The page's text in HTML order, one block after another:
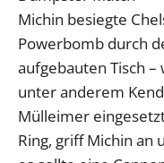
Michin besiegte
Powerbomb durch
aufgebauten Tisch
unter anderem
Mülleimer
Ring, griff Michin an